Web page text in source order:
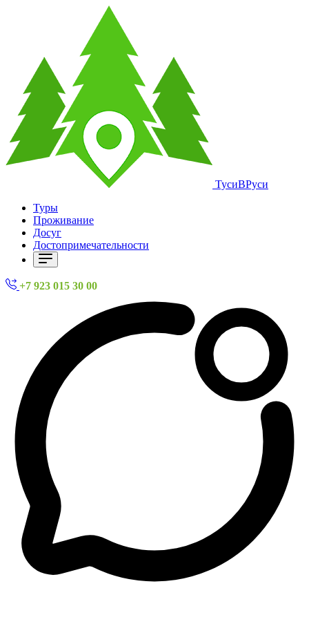
ТусиВРуси
Туры
Проживание
Досуг
Достопримечательности
+7 923 015 30 00